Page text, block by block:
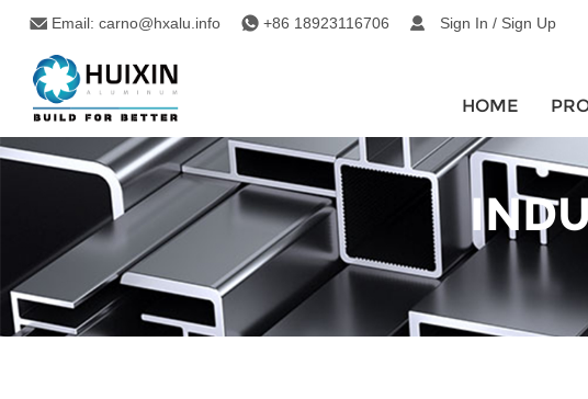
Email: carno@hxalu.info +86 18923116706 Sign In / Sign Up
HOME